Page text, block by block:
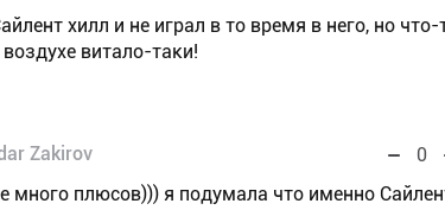
хилл и не играл в то время в него, но что-
витало-таки!
Zakirov
0
много плюсов))) я подумала что именно